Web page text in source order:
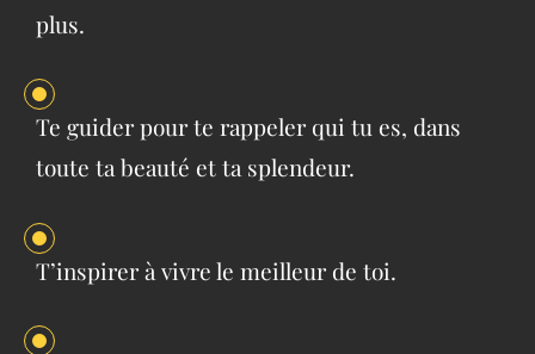
plus.
Te guider pour te rappeler qui tu es, dans
toute ta beauté et ta splendeur.
T’inspirer à vivre le meilleur de toi.